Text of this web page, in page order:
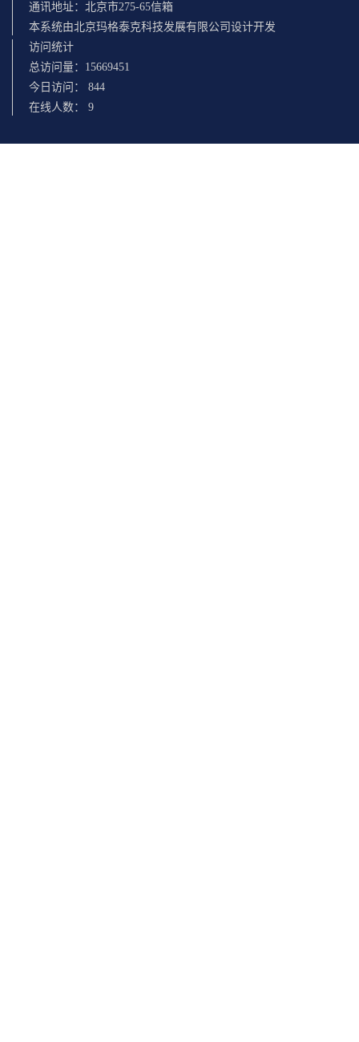
通讯地址：北京市275-65信箱
本系统由北京玛格泰克科技发展有限公司设计开发
访问统计
总访问量： 15669451
今日访问： 844
在线人数： 9